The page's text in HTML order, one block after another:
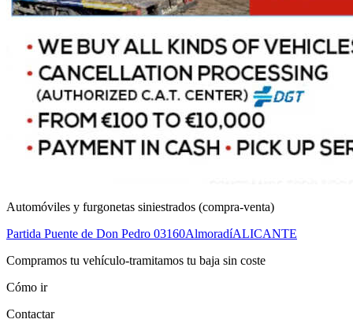
Automóviles y furgonetas siniestrados (compra-venta)
Partida Puente de Don Pedro 03160AlmoradíALICANTE
Compramos tu vehículo-tramitamos tu baja sin coste
Cómo ir
Contactar